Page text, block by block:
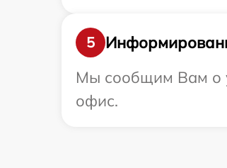
5
Мы сообщим Вам о
офис.